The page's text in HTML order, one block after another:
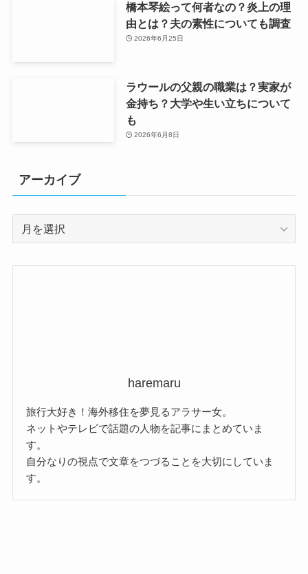
橋本琴絵って何者なの？炎上の理
由とは？夫の素性についても調査
2026年6月25日
ラウールの父親の職業は？実家が
金持ち？大学や生い立ちについて
も
2026年6月8日
アーカイブ
haremaru
旅行大好き！海外移住を夢見るアラサー女。
ネットやテレビで話題の人物を記事にまとめていま
す。
自分なりの視点で文章をつづることを大切にしていま
す。